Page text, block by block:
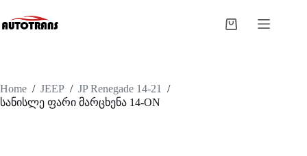
Home / JEEP / JP Renegade 14-21
/
სანისლე ფარი მარცხენა 14-ON